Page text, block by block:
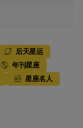
后天星运
年刊星座
星座名人